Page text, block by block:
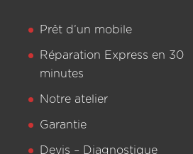
Prêt d’un mobile
Réparation Express en 30
minutes
Notre atelier
Garantie
Devis – Diagnostique